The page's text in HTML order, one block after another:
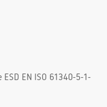
EN ISO 61340-5-1-